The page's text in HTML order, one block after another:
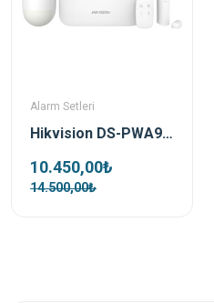
Alarm Setleri
Hikvision DS-PWA96-Kit-WE Kablosuz Alarm Seti
10.450,00₺
14.500,00₺